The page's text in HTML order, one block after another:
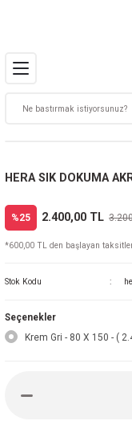
HERA SIK DOKUMA
%25 2.400,00 TL
*600,00 TL den başlayan
Stok Kodu
Seçenekler
Krem Gri - 80 X 150 - (